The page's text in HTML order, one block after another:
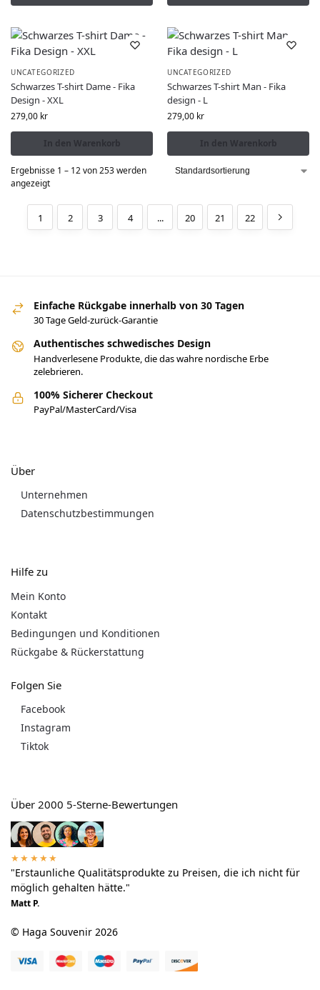
UNCATEGORIZED
Schwarzes T-shirt Dame - Fika
Design - XXL
279,00 kr
In den Warenkorb
UNCATEGORIZED
Schwarzes T-shirt Man - Fika
design - L
279,00 kr
In den Warenkorb
Ergebnisse 1 – 12 von 253 werden
angezeigt
1 2 3 4 ... 20 21 22
Einfache Rückgabe innerhalb von 30 Tagen
30 Tage Geld-zurück-Garantie
Authentisches schwedisches Design
Handverlesene Produkte, die das wahre nordische Erbe
zelebrieren.
100% Sicherer Checkout
PayPal/MasterCard/Visa
Über
Unternehmen
Datenschutzbestimmungen
Hilfe zu
Mein Konto
Kontakt
Bedingungen und Konditionen
Rückgabe & Rückerstattung
Folgen Sie
Facebook
Instagram
Tiktok
Über 2000 5-Sterne-Bewertungen
★★★★★
"Erstaunliche Qualitätsprodukte zu Preisen, die ich nicht für
möglich gehalten hätte."
Matt P.
© Haga Souvenir 2026